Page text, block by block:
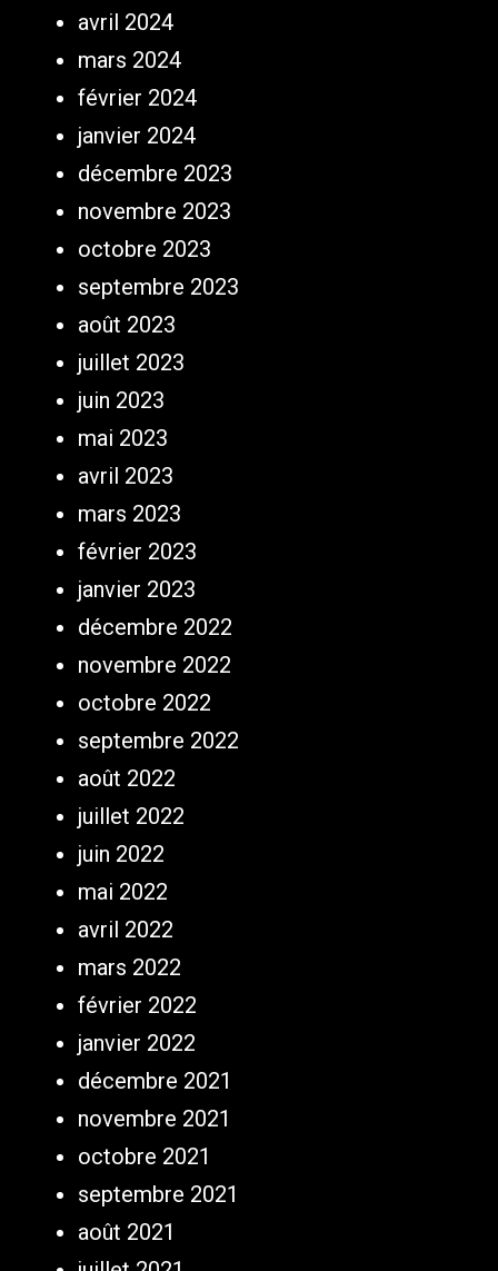
avril 2024
mars 2024
février 2024
janvier 2024
décembre 2023
novembre 2023
octobre 2023
septembre 2023
août 2023
juillet 2023
juin 2023
mai 2023
avril 2023
mars 2023
février 2023
janvier 2023
décembre 2022
novembre 2022
octobre 2022
septembre 2022
août 2022
juillet 2022
juin 2022
mai 2022
avril 2022
mars 2022
février 2022
janvier 2022
décembre 2021
novembre 2021
octobre 2021
septembre 2021
août 2021